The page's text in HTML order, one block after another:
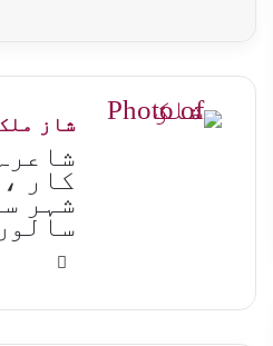
شاز
کار
شہر